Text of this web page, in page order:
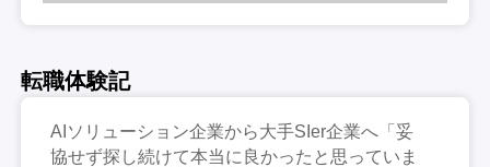
転職体験記
AIソリューション企業から大手SIer企業へ「妥
協せず探し続けて本当に良かったと思っていま